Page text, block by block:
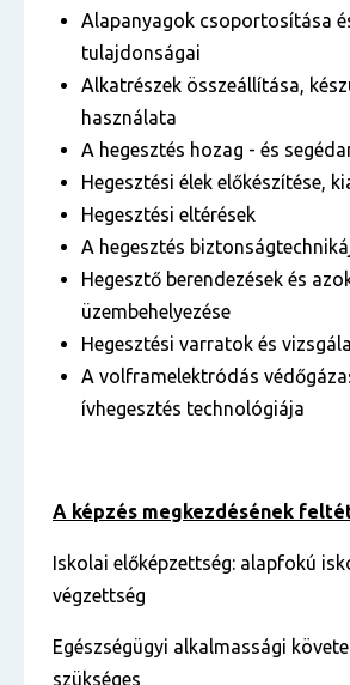
Alapanyagok csoportosítása
tulajdonságai
Alkatrészek összeállítása,
használata
A hegesztés hozag - és
Hegesztési élek előkészítése,
Hegesztési eltérések
A hegesztés
Hegesztő berendezések és
üzembehelyezése
Hegesztési varratok és
A volframelektródás
ívhegesztés technológiája
A képzés megkezdésének
Iskolai előképzettség: alapfokú
végzettség
Egészségügyi alkalmassági
szükséges